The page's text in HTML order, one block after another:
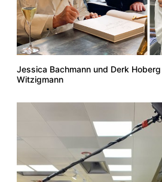
Jessica Bachmann und Derk
Witzigmann